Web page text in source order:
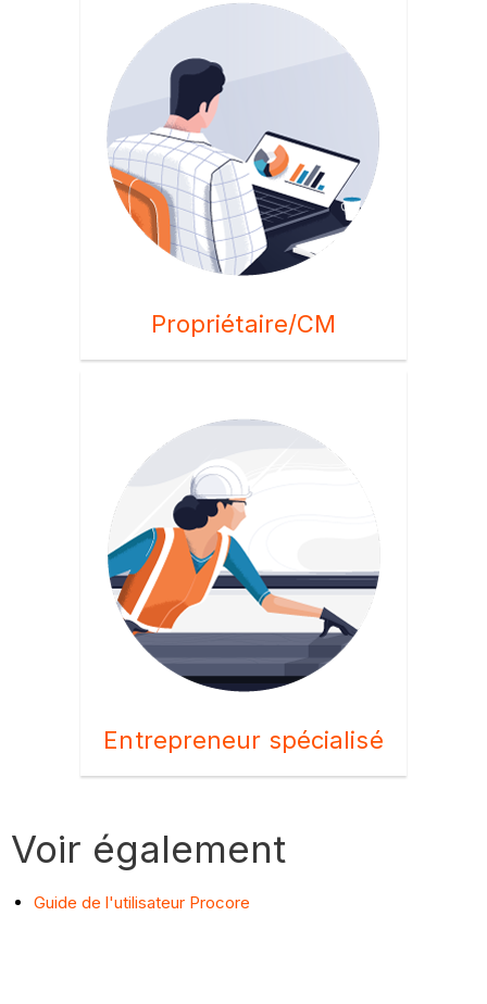
Propriétaire/CM
Entrepreneur spécialisé
Voir également
Guide de l'utilisateur Procore